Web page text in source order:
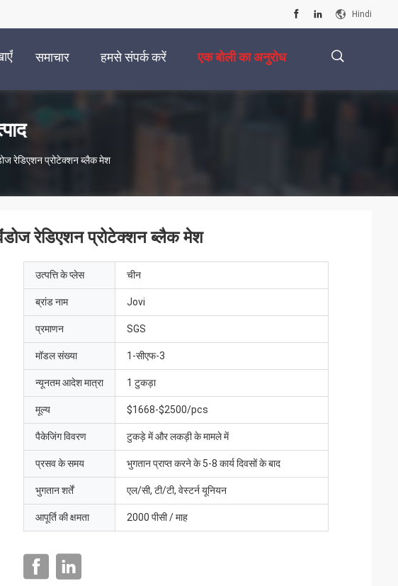
Hindi
समाचार हमसे संपर्क करें एक बोली का अनुरोध
रेडिएशन प्रोटेक्शन ब्लैक मेश
रेडिएशन प्रोटेक्शन ब्लैक मेश
उत्पत्ति के प्लेस चीन
ब्रांड नाम Jovi
प्रमाणन SGS
मॉडल संख्या 1-सीएफ-3
न्यूनतम आदेश मात्रा 1 टुकड़ा
मूल्य $1668-$2500/pcs
पैकेजिंग विवरण टुकड़े में और लकड़ी के मामले में
प्रसव के समय भुगतान प्राप्त करने के 5-8 कार्य दिवसों के बाद
भुगतान शर्तें एल/सी, टी/टी, वेस्टर्न यूनियन
आपूर्ति की क्षमता 2000 पीसी / माह